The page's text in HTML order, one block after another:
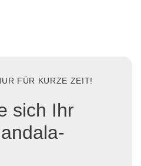
FÜR KURZE ZEIT!
sich Ihr